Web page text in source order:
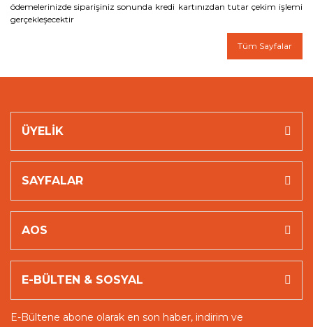
Whatsapp Destek
ödemelerinizde siparişiniz sonunda kredi kartınızdan tutar çekim işlemi
gerçekleşecektir
Tüm Sayfalar
ÜYELİK
SAYFALAR
AOS
E-BÜLTEN & SOSYAL
E-Bültene abone olarak en son haber, indirim ve